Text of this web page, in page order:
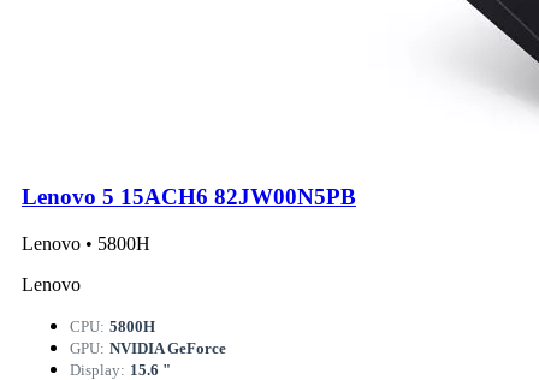
Lenovo 5 15ACH6 82JW00N5PB
Lenovo • 5800H
Lenovo
CPU: 5800H
GPU: NVIDIA GeForce
Display: 15.6 "